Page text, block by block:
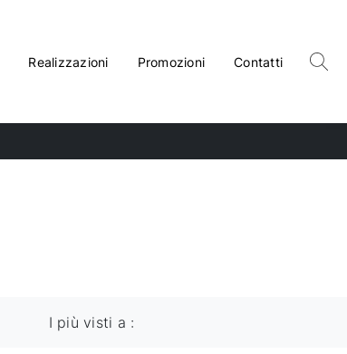
Realizzazioni Promozioni Contatti
I più visti a :